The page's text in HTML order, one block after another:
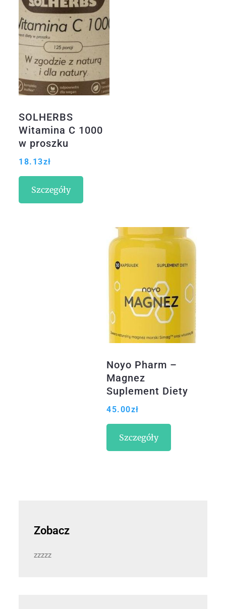
SOLHERBS
Witamina C 1000
w proszku
125porcji
18.13zł
Szczegóły
Noyo Pharm –
Magnez
Suplement Diety
30Kap.
45.00zł
Szczegóły
Zobacz
zzzzz